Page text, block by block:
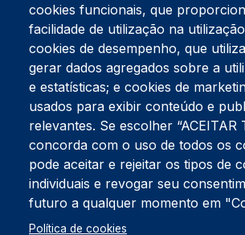
Tel:234 390 100Fax:234 390 100
Endereço Postal
Apartado 42
Rua Gil Eanes 31
3834-908 Gafanha da Nazaré
Estúdios
Rua Prior Guerra
Edifício do Centro Cultural da Gafanha da
3830-556 Gafanha da Nazaré
cookies funcionais, que
facilidade de utilização na
cookies de desempenho, que
gerar dados agregados sobre a
e estatísticas; e cookies de
usados para exibir conteúdo e
relevantes. Se escolher “ACEITAR
concorda com o uso de todos os
pode aceitar e rejeitar os tipos de
individuais e revogar seu
futuro a qualquer momento em
Política de cookies